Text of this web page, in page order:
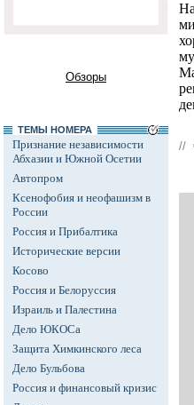
Обзоры
ТЕМЫ НОМЕРА
Признание независимости
Абхазии и Южной Осетии
Автопром
Ксенофобия и неофашизм в
России
Россия и Прибалтика
Исторические версии
Косово
Россия и Белоруссия
Израиль и Палестина
Дело ЮКОСа
Защита Химкинского леса
Дело Бульбова
Россия и финансовый кризис
//